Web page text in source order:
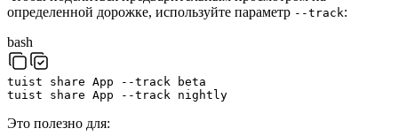
определенной дорожке, используйте параметр --track:
bash
tuist share App --track
beta
tuist
share App --track nightly
Это полезно для: